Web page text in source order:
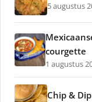
5 augustus
courgette
1 augustus
Chip & Dip